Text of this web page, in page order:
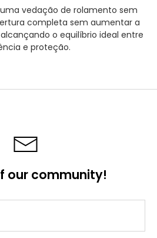
vedação de rolamento sem
completa sem aumentar a
o equilíbrio ideal entre
e proteção.
our community!